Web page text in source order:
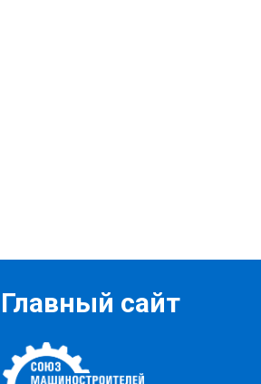
Главный сайт